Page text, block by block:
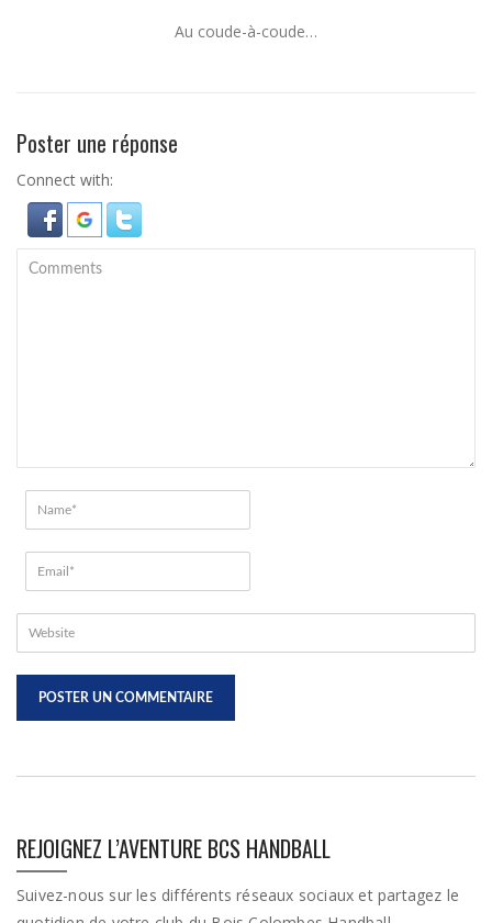
Au coude-à-coude…
Poster une réponse
Connect with:
REJOIGNEZ L’AVENTURE BCS HANDBALL
Suivez-nous sur les différents réseaux sociaux et partagez le